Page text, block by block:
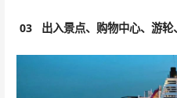
03 出入景点、购物中心、游